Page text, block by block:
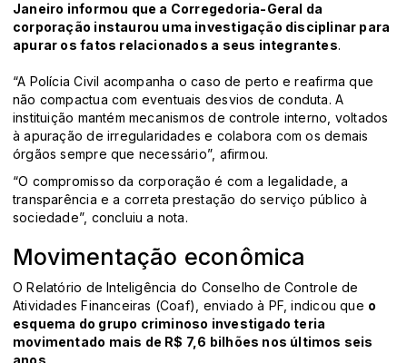
Janeiro informou que a Corregedoria-Geral da
corporação instaurou uma investigação disciplinar para
apurar os fatos relacionados a seus integrantes.
“A Polícia Civil acompanha o caso de perto e reafirma que
não compactua com eventuais desvios de conduta. A
instituição mantém mecanismos de controle interno, voltados
à apuração de irregularidades e colabora com os demais
órgãos sempre que necessário”, afirmou.
“O compromisso da corporação é com a legalidade, a
transparência e a correta prestação do serviço público à
sociedade”, concluiu a nota.
Movimentação econômica
O Relatório de Inteligência do Conselho de Controle de
Atividades Financeiras (Coaf), enviado à PF, indicou que o
esquema do grupo criminoso investigado teria
movimentado mais de R$ 7,6 bilhões nos últimos seis